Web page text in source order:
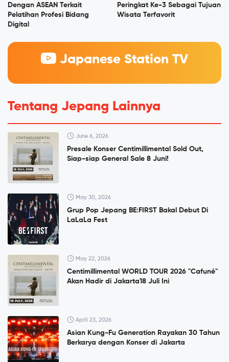
Dengan ASEAN Terkait
Pelatihan Profesi Bidang
Digital
Peringkat Ke-3 Sebagai Tujuan
Wisata Terfavorit
Japanese Station TV
Tentang Jepang Lainnya
June 6, 2026
Presale Konser Centimillimental Sold Out,
Siap-siap General Sale 8 Juni!
May 30, 2026
Grup Pop Jepang BE:FIRST Bakal Debut Di
LaLaLa Fest
May 22, 2026
Centimillimental WORLD TOUR 2026 "Cafuné"
Akan Hadir di Jakarta18 Juli Ini
April 23, 2026
Asian Kung-Fu Generation Rayakan 30 Tahun
Berkarya dengan Konser di Jakarta